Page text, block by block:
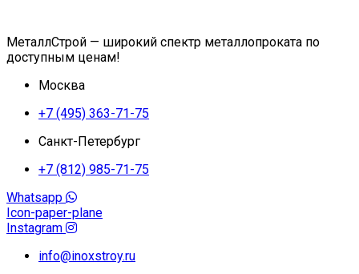
МеталлСтрой — широкий спектр металлопроката по
доступным ценам!
Москва
+7 (495) 363-71-75
Санкт-Петербург
+7 (812) 985-71-75
Whatsapp
Icon-paper-plane
Instagram
info@inoxstroy.ru